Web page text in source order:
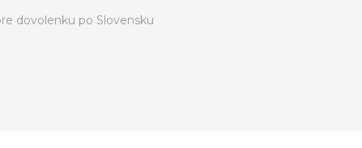
dovolenku po Slovensku